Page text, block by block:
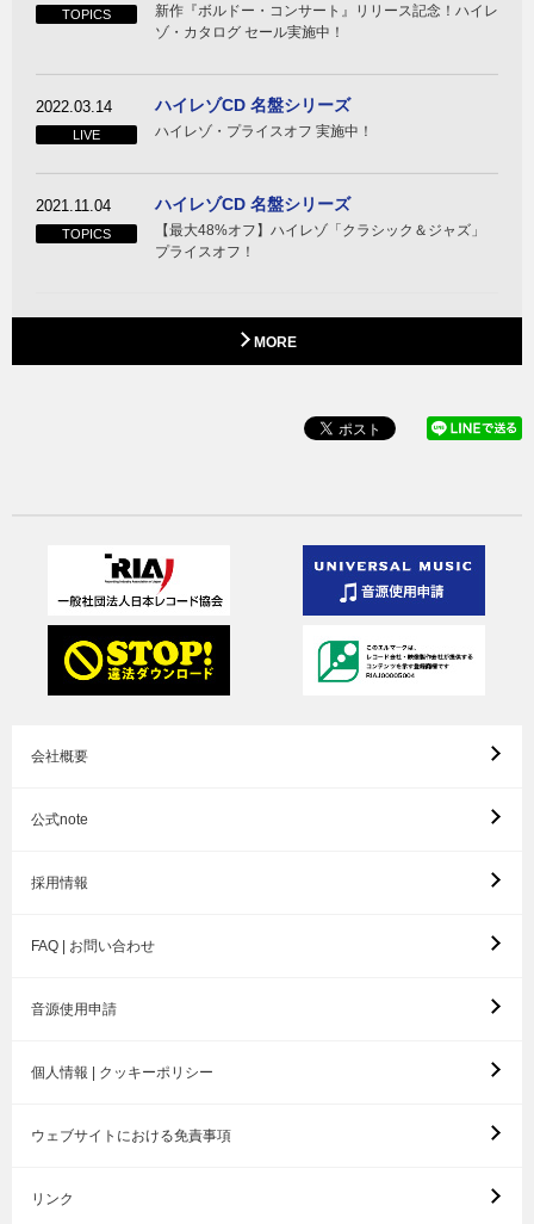
TOPICS
新作『ボルドー・コンサート』リリース記念！ハイレ
ゾ・カタログ セール実施中！
2022.03.14
LIVE
ハイレゾCD 名盤シリーズ
ハイレゾ・プライスオフ 実施中！
2021.11.04
TOPICS
ハイレゾCD 名盤シリーズ
【最大48%オフ】ハイレゾ「クラシック＆ジャズ」
プライスオフ！
MORE
会社概要
公式note
採用情報
FAQ | お問い合わせ
音源使用申請
個人情報 | クッキーポリシー
ウェブサイトにおける免責事項
リンク